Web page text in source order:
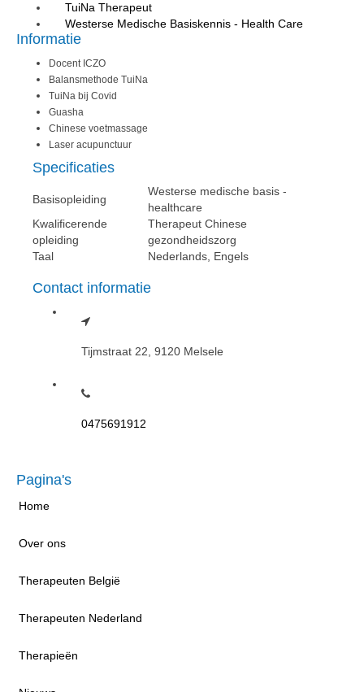
TuiNa Therapeut
Westerse Medische Basiskennis - Health Care
Informatie
Docent ICZO
Balansmethode TuiNa
TuiNa bij Covid
Guasha
Chinese voetmassage
Laser acupunctuur
Specificaties
Basisopleiding
Westerse medische basis -
healthcare
Kwalificerende
opleiding
Therapeut Chinese
gezondheidszorg
Taal
Nederlands, Engels
Contact informatie
Tijmstraat 22, 9120 Melsele
0475691912
Pagina's
Home
Over ons
Therapeuten België
Therapeuten Nederland
Therapieën